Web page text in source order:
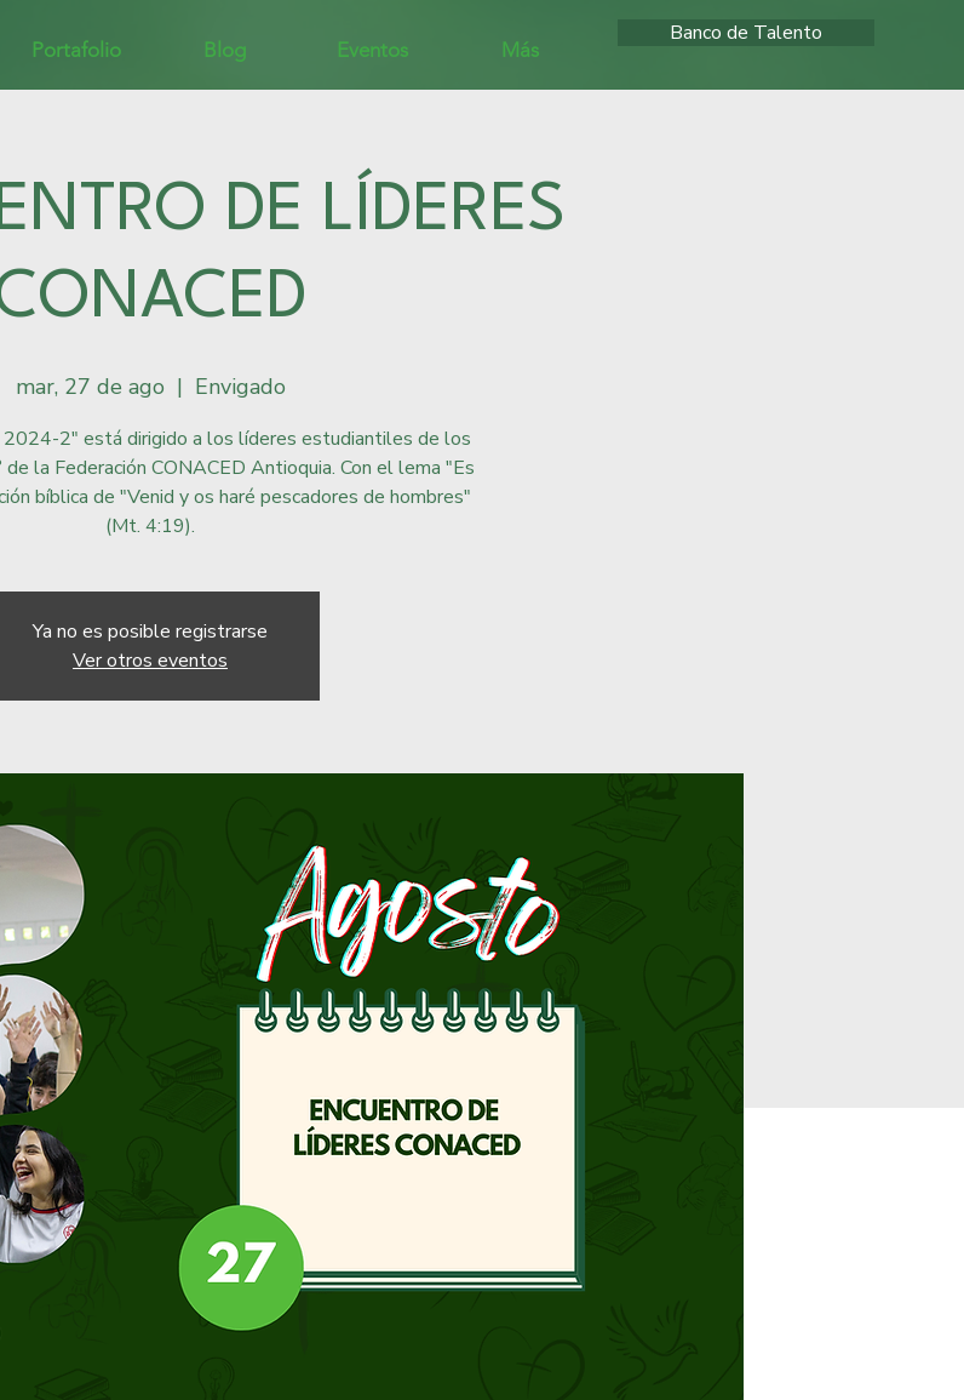
Portafolio Blog Eventos Más
Banco de Talento
DE LÍDERES
mar, 27 de ago
  |
Envigado
2024-2" está dirigido a los líderes estudiantiles de los
la Federación CONACED Antioquia. Con el lema "Es
bíblica de "Venid y os haré pescadores de hombres"
(Mt. 4:19).
Ya no es posible registrarse
Ver otros eventos